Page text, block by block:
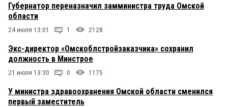
Губернатор переназначил замминистра труда Омской
области
24 июля 13:01 1 2128
Экс-директор «Омскоблстройзаказчика» сохранил
должность в Минстрое
21 июля 13:30 0 1175
У министра здравоохранения Омской области сменился
первый заместитель